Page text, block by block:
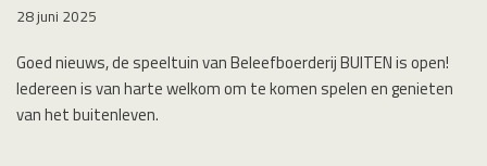
28 juni 2025
Goed nieuws, de speeltuin van Beleefboerderij BUITEN is open!
Iedereen is van harte welkom om te komen spelen en genieten
van het buitenleven.